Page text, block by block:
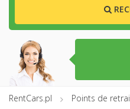
RentCars.pl Points de